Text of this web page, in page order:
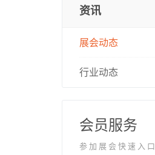
资讯
展会动态
行业动态
会员服务
参加展会快速入口